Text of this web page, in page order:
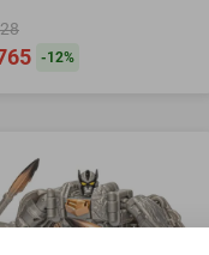
Studio
-12%